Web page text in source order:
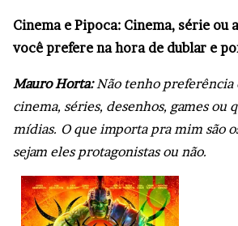
Cinema e Pipoca: Cinema, série ou
você prefere na hora de dublar e
Mauro Horta:Não tenho preferência
cinema, séries, desenhos, games ou
mídias. O que importa pra mim são
sejam eles protagonistas ou não.